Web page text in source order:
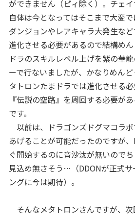
ができません（ピィ除く）。チェ
自体は今となってはそこまで大変
ダンジョンやレアキャラ大発生など
進化させる必要があるので結構め
ドラのスキルレベル上げを紫の華
ーで行ないましたが、かなりめん
タトロンたまドラでは進化させる必
『伝説の空路』を周回する必要が
です。
以前は、ドラゴンズドグマコラ
あげることが可能だったのですが
ぐ開始するのに音沙汰が無いので
見込め無さそう…（DDONが正式サ
ングに今は期待）。
そんなメタトロンさんですが、